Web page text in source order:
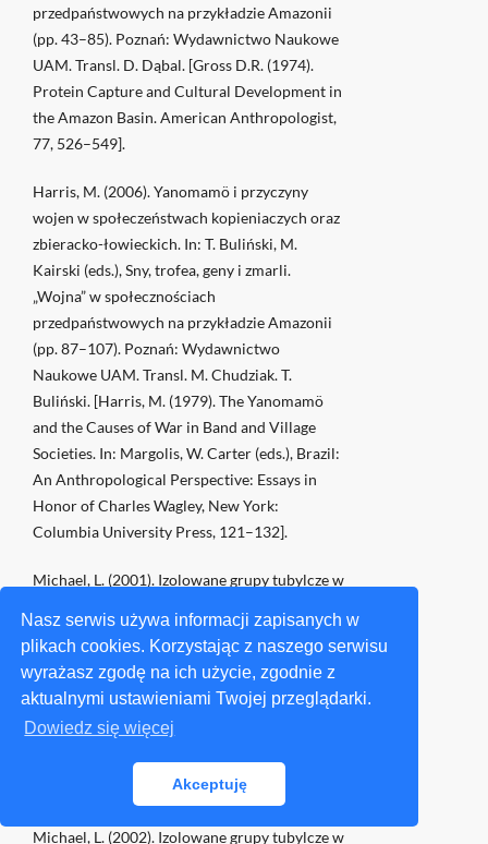
Nasz serwis używa informacji zapisanych w
plikach cookies. Korzystając z naszego serwisu
wyrażasz zgodę na ich użycie, zgodnie z
aktualnymi ustawieniami Twojej przeglądarki.
Dowiedz się więcej
Akceptuję
przedpaństwowych na przykładzie Amazonii
(pp. 43–85). Poznań: Wydawnictwo Naukowe
UAM. Transl. D. Dąbal. [Gross D.R. (1974).
Protein Capture and Cultural Development in
the Amazon Basin. American Anthropologist,
77, 526–549].
Harris, M. (2006). Yanomamö i przyczyny
wojen w społeczeństwach kopieniaczych oraz
zbieracko-łowieckich. In: T. Buliński, M.
Kairski (eds.), Sny, trofea, geny i zmarli.
„Wojna” w społecznościach
przedpaństwowych na przykładzie Amazonii
(pp. 87–107). Poznań: Wydawnictwo
Naukowe UAM. Transl. M. Chudziak. T.
Buliński. [Harris, M. (1979). The Yanomamö
and the Causes of War in Band and Village
Societies. In: Margolis, W. Carter (eds.), Brazil:
An Anthropological Perspective: Essays in
Honor of Charles Wagley, New York:
Columbia University Press, 121–132].
Michael, L. (2001). Izolowane grupy tubylcze w
organizacji Cabeceras. Część I. W: Tawacin,
4(56), 36–43. Transl. K. Świerk. [Lev M.
(1999a). Isolated Indigenous Groups of the
Upper Río Purús Region. A Cabeceras Aid
Project Report.
http://www.cabeceras.org/purusrpt.htm
Michael, L. (2002). Izolowane grupy tubylcze w